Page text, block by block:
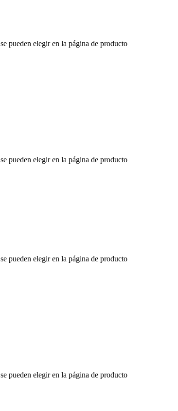
pueden elegir en la página de producto
pueden elegir en la página de producto
pueden elegir en la página de producto
pueden elegir en la página de producto